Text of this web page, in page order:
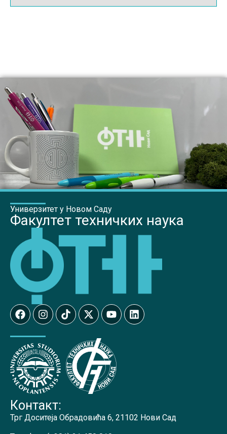
Универзитет у Новом Саду
Факултет техничких наука
Контакт:
Трг Доситеја Обрадовића 6, 21102 Нови Сад